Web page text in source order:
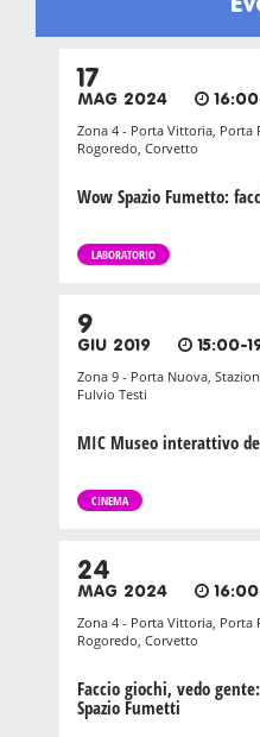
17
MAG 2024
Zona 4 - Porta Vittoria, Porta
Rogoredo, Corvetto
Wow Spazio Fumetto:
LABORATORIO
9
GIU 2019 15:00-
Zona 9 - Porta Nuova,
Fulvio Testi
MIC Museo interattivo
CINEMA
24
MAG 2024
Zona 4 - Porta Vittoria, Porta
Rogoredo, Corvetto
Faccio giochi, vedo
Spazio Fumetti